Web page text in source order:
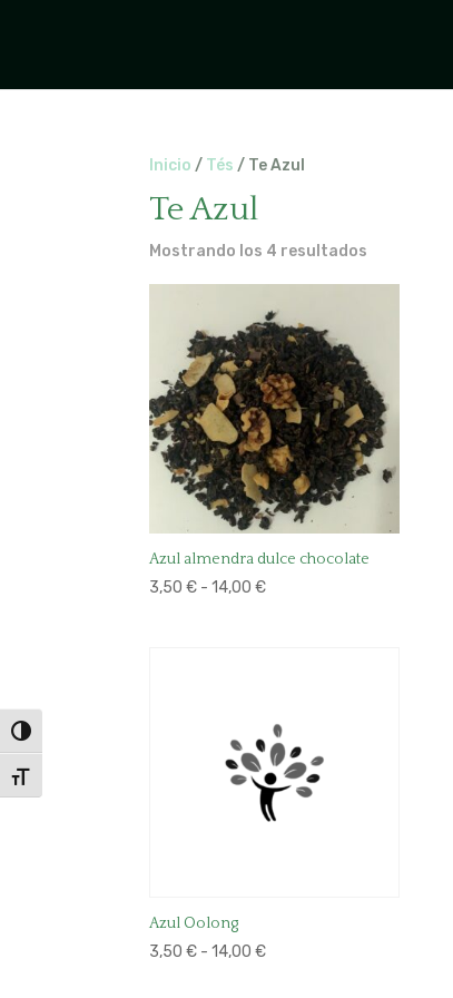
Alternar alto contraste
Alternar tamaño de letra
Inicio / Tés / Te Azul
Te Azul
Mostrando los 4 resultados
Azul almendra dulce chocolate
3,50€ - 14,00€Rango
14,00 €
Azul Oolong
3,50€ - 14,00€Rango